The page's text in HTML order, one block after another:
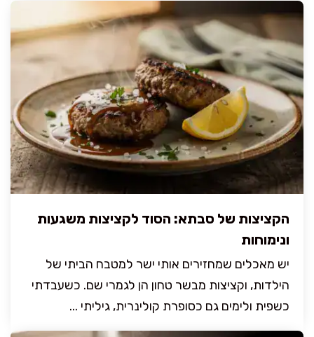
הקציצות של סבתא: הסוד לקציצות משגעות
ונימוחות
יש מאכלים שמחזירים אותי ישר למטבח הביתי של
הילדות, וקציצות מבשר טחון הן לגמרי שם. כשעבדתי
כשפית ולימים גם כסופרת קולינרית, גיליתי ...